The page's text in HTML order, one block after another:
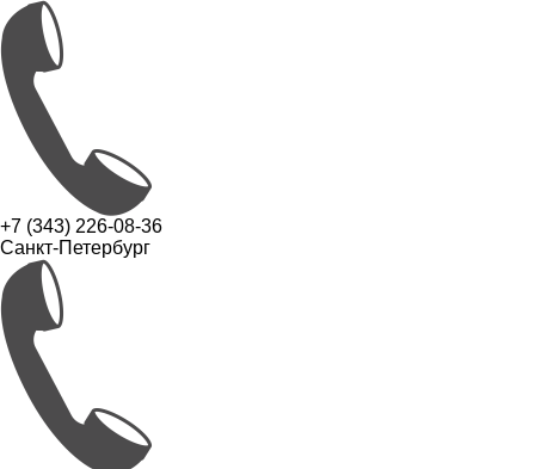
+7 (343) 226-08-36
Санкт-Петербург